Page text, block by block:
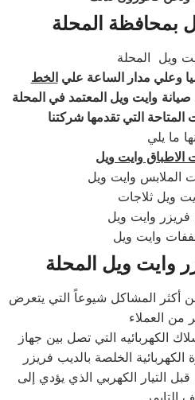
بمحافظة المحلة
ويل المحلة
وعلي مدار الساعة علي الخط
صيانة
التي تقدمها شركتنا
الاطباق وايت ويل
الملابس وايت ويل
ويل ثلاجات
فريزر وايت ويل
وايت ويل
وايت ويل المحلة
أكثر المشاكل شيوعاً التي يتعرض
من العملاء
الكهربائيه التي تصل بين جهاز
الكهربي الذي يؤدي إلى